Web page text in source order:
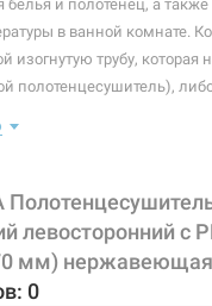
и полотенец, а
в ванной комнате.
изогнутую трубу, которая
полотенцесушитель),
полотенцесушитель
изделия, а
производителем
изменения,
левосторонний с
мм) нержавеющая
0